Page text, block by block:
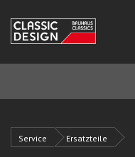
Service Ersatzteile